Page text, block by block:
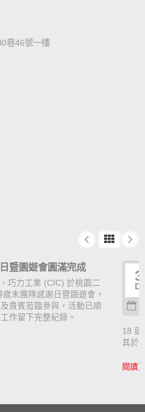
巷46號一樓
暨園遊會圓滿完成
巧力工業 (CIC) 於桃園二
末團隊感謝日暨園遊會，
貴賓蒞臨參與，活動已順
作留下完整紀錄。
18 屆
其於
閱讀